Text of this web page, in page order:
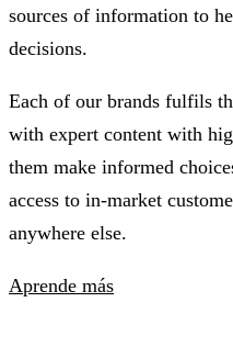
sources of information to
decisions.
Each of our brands fulfils
with expert content with
them make informed
access to in-market
anywhere else.
Aprende más